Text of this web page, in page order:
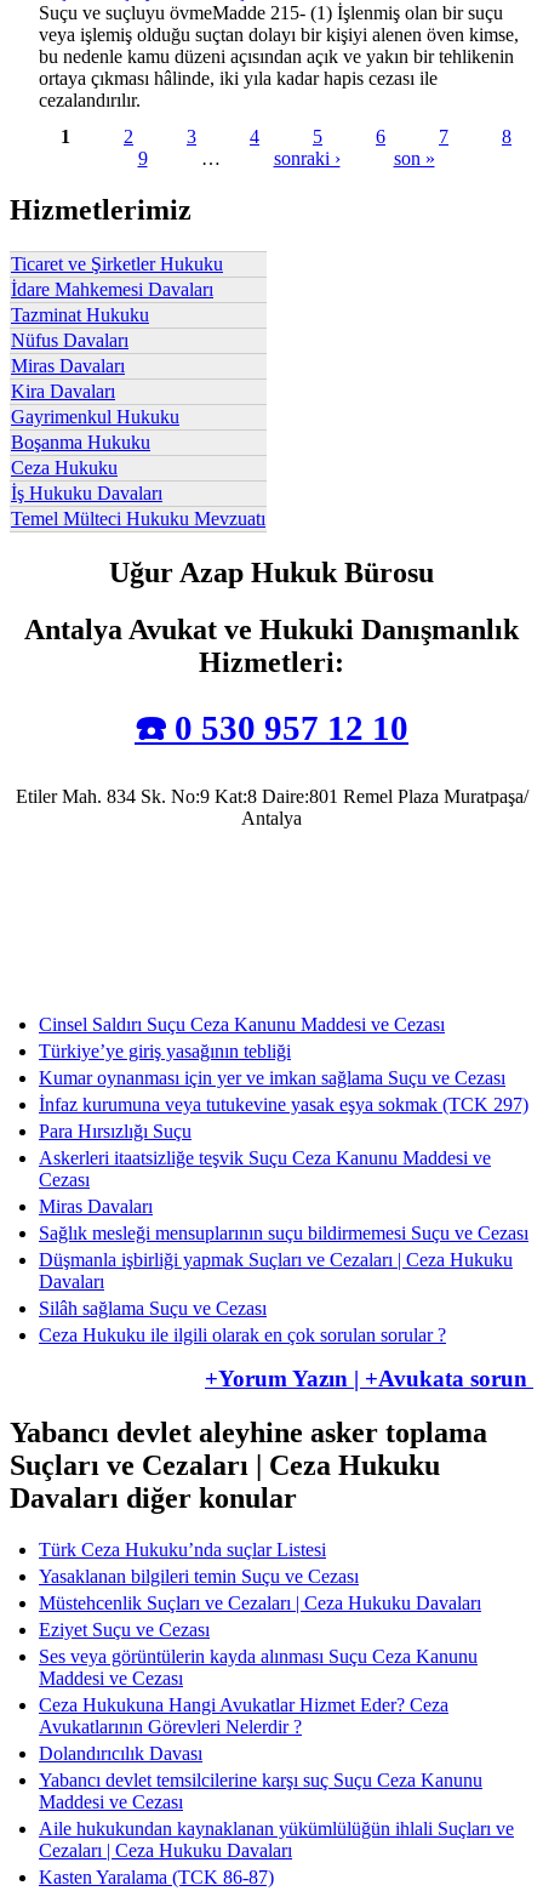
Suçu ve suçluyu övmeMadde 215- (1) İşlenmiş olan bir suçu
veya işlemiş olduğu suçtan dolayı bir kişiyi alenen öven kimse,
bu nedenle kamu düzeni açısından açık ve yakın bir tehlikenin
ortaya çıkması hâlinde, iki yıla kadar hapis cezası ile
cezalandırılır.
1 2 3 4 5 6 7
8
9
… sonraki › son »
Hizmetlerimiz
Ticaret ve Şirketler Hukuku
İdare Mahkemesi Davaları
Tazminat Hukuku
Nüfus Davaları
Miras Davaları
Kira Davaları
Gayrimenkul Hukuku
Boşanma Hukuku
Ceza Hukuku
İş Hukuku Davaları
Temel Mülteci Hukuku Mevzuatı
Uğur Azap Hukuk Bürosu
Antalya Avukat ve Hukuki Danışmanlık
Hizmetleri:
☎️ 0 530 957 12 10
Etiler Mah. 834 Sk. No:9 Kat:8 Daire:801 Remel Plaza Muratpaşa/
Antalya
Cinsel Saldırı Suçu Ceza Kanunu Maddesi ve Cezası
Türkiye’ye giriş yasağının tebliği
Kumar oynanması için yer ve imkan sağlama Suçu ve Cezası
İnfaz kurumuna veya tutukevine yasak eşya sokmak (TCK 297)
Para Hırsızlığı Suçu
Askerleri itaatsizliğe teşvik Suçu Ceza Kanunu Maddesi ve
Cezası
Miras Davaları
Sağlık mesleği mensuplarının suçu bildirmemesi Suçu ve Cezası
Düşmanla işbirliği yapmak Suçları ve Cezaları | Ceza Hukuku
Davaları
Silâh sağlama Suçu ve Cezası
Ceza Hukuku ile ilgili olarak en çok sorulan sorular ?
+Yorum Yazın | +Avukata sorun
Yabancı devlet aleyhine asker toplama
Suçları ve Cezaları | Ceza Hukuku
Davaları diğer konular
Türk Ceza Hukuku’nda suçlar Listesi
Yasaklanan bilgileri temin Suçu ve Cezası
Müstehcenlik Suçları ve Cezaları | Ceza Hukuku Davaları
Eziyet Suçu ve Cezası
Ses veya görüntülerin kayda alınması Suçu Ceza Kanunu
Maddesi ve Cezası
Ceza Hukukuna Hangi Avukatlar Hizmet Eder? Ceza
Avukatlarının Görevleri Nelerdir ?
Dolandırıcılık Davası
Yabancı devlet temsilcilerine karşı suç Suçu Ceza Kanunu
Maddesi ve Cezası
Aile hukukundan kaynaklanan yükümlülüğün ihlali Suçları ve
Cezaları | Ceza Hukuku Davaları
Kasten Yaralama (TCK 86-87)